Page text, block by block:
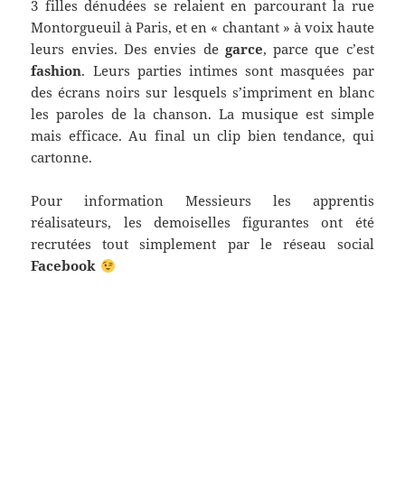
3 filles dénudées se relaient en parcourant la rue
Montorgueuil à Paris, et en « chantant » à voix haute
leurs envies. Des envies de garce, parce que c’est
fashion. Leurs parties intimes sont masquées par
des écrans noirs sur lesquels s’impriment en blanc
les paroles de la chanson. La musique est simple
mais efficace. Au final un clip bien tendance, qui
cartonne.
Pour information Messieurs les apprentis
réalisateurs, les demoiselles figurantes ont été
recrutées tout simplement par le réseau social
Facebook